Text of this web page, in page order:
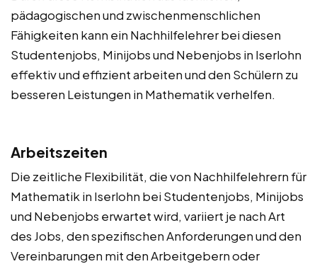
pädagogischen und zwischenmenschlichen
Fähigkeiten kann ein Nachhilfelehrer bei diesen
Studentenjobs, Minijobs und Nebenjobs in Iserlohn
effektiv und effizient arbeiten und den Schülern zu
besseren Leistungen in Mathematik verhelfen.
Arbeitszeiten
Die zeitliche Flexibilität, die von Nachhilfelehrern für
Mathematik in Iserlohn bei Studentenjobs, Minijobs
und Nebenjobs erwartet wird, variiert je nach Art
des Jobs, den spezifischen Anforderungen und den
Vereinbarungen mit den Arbeitgebern oder